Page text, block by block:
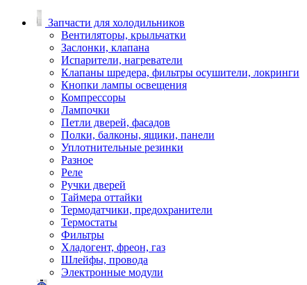
Запчасти для холодильников
Вентиляторы, крыльчатки
Заслонки, клапана
Испарители, нагреватели
Клапаны шредера, фильтры осушители, локринги
Кнопки лампы освещения
Компрессоры
Лампочки
Петли дверей, фасадов
Полки, балконы, ящики, панели
Уплотнительные резинки
Разное
Реле
Ручки дверей
Таймера оттайки
Термодатчики, предохранители
Термостаты
Фильтры
Хладогент, фреон, газ
Шлейфы, провода
Электронные модули